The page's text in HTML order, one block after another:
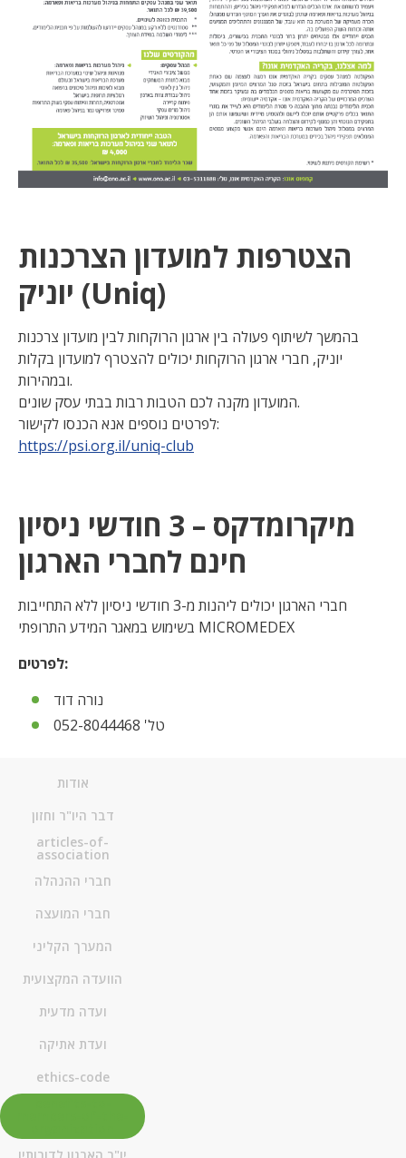
הצטרפות למועדון הצרכנות
יוניק (Uniq)
בהמשך לשיתוף פעולה בין ארגון הרוקחות לבין מועדון צרכנות
יוניק, חברי ארגון הרוקחות יכולים להצטרף למועדון בקלות
ובמהירות.
המועדון מקנה לכם הטבות רבות בבתי עסק שונים.
לפרטים נוספים אנא הכנסו לקישור:
https://psi.org.il/uniq-club
מיקרומדקס – 3 חודשי ניסיון
חינם לחברי הארגון
חברי הארגון יכולים ליהנות מ-3 חודשי ניסיון ללא התחייבות
בשימוש במאגר המידע התרופתי MICROMEDEX
לפרטים:
נורה דוד
טל' 052-8044468
אודות
דבר היו"ר וחזון
articles-of-
association
חברי ההנהלה
חברי המועצה
המערך הקליני
הוועדה המקצועית
ועדה מדעית
ועדת אתיקה
ethics-code